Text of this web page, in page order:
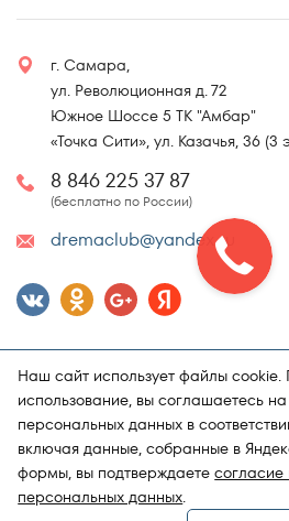
г. Самара,
ул. Революционная д. 72
Южное Шоссе 5 ТК "Амбар"
«Точка Сити», ул. Казачья, 36 (3
8 846 225 37 87
(бесплатно по России)
dremaclub@yandex.ru
Магазин матрасов "DRёMA"
Карта сайта Политика
Наш сайт использует файлы cookie.
использование, вы соглашаетесь
персональных данных в
включая данные, собранные в
формы, вы подтверждаетесогласие
персональных данных.